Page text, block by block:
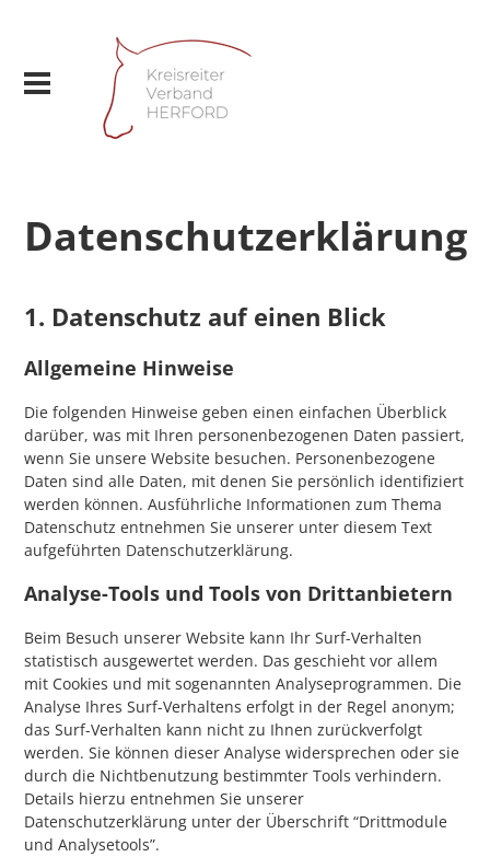
Datenschutzerklärung
1. Datenschutz auf einen Blick
Allgemeine Hinweise
Die folgenden Hinweise geben einen einfachen Überblick
darüber, was mit Ihren personenbezogenen Daten passiert,
wenn Sie unsere Website besuchen. Personenbezogene
Daten sind alle Daten, mit denen Sie persönlich identifiziert
werden können. Ausführliche Informationen zum Thema
Datenschutz entnehmen Sie unserer unter diesem Text
aufgeführten Datenschutzerklärung.
Analyse-Tools und Tools von Drittanbietern
Beim Besuch unserer Website kann Ihr Surf-Verhalten
statistisch ausgewertet werden. Das geschieht vor allem
mit Cookies und mit sogenannten Analyseprogrammen. Die
Analyse Ihres Surf-Verhaltens erfolgt in der Regel anonym;
das Surf-Verhalten kann nicht zu Ihnen zurückverfolgt
werden. Sie können dieser Analyse widersprechen oder sie
durch die Nichtbenutzung bestimmter Tools verhindern.
Details hierzu entnehmen Sie unserer
Datenschutzerklärung unter der Überschrift “Drittmodule
und Analysetools”.